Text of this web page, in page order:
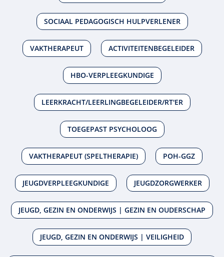
SOCIAAL PEDAGOGISCH HULPVERLENER
VAKTHERAPEUT ACTIVITEITENBEGELEIDER
HBO-VERPLEEGKUNDIGE
LEERKRACHT/LEERLINGBEGELEIDER/RT'ER
TOEGEPAST PSYCHOLOOG
VAKTHERAPEUT (SPELTHERAPIE) POH-GGZ
JEUGDVERPLEEGKUNDIGE JEUGDZORGWERKER
JEUGD, GEZIN EN ONDERWIJS | GEZIN EN OUDERSCHAP
JEUGD, GEZIN EN ONDERWIJS | VEILIGHEID